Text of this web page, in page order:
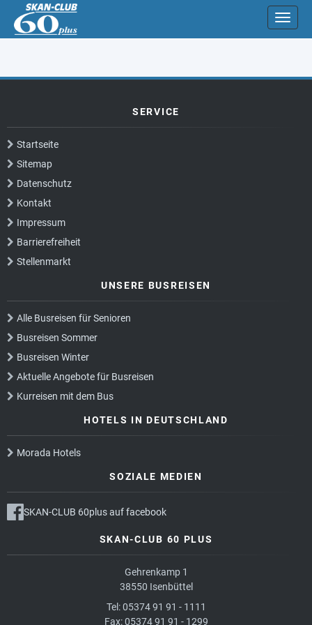
Direkt zum Inhalt springen
SERVICE
Startseite
Sitemap
Datenschutz
Kontakt
Impressum
Barrierefreiheit
Stellenmarkt
UNSERE BUSREISEN
Alle Busreisen für Senioren
Busreisen Sommer
Busreisen Winter
Aktuelle Angebote für Busreisen
Kurreisen mit dem Bus
HOTELS IN DEUTSCHLAND
Morada Hotels
SOZIALE MEDIEN
SKAN-CLUB 60plus auf facebook
SKAN-CLUB 60 PLUS
Gehrenkamp 1
38550 Isenbüttel
Tel: 05374 91 91 - 1111
Fax: 05374 91 91 - 1299